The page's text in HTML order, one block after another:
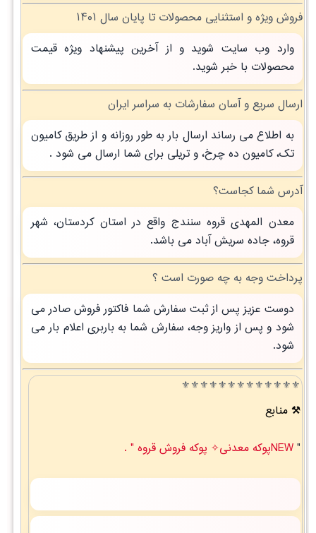
فروش ویژه و استثنایی محصولات تا پایان سال ۱۴۰۱
وارد وب سایت شوید و از آخرین پیشنهاد ویژه قیمت
محصولات با خبر شوید.
ارسال سریع و آسان سفارشات به سراسر ایران
به اطلاع می رساند ارسال بار به طور روزانه و از طریق کامیون
تک، کامیون ده چرخ، و تریلی برای شما ارسال می شود .
آدرس شما کجاست؟
معدن المهدی قروه سنندج واقع در استان کردستان، شهر
قروه، جاده سریش آباد می باشد.
پرداخت وجه به چه صورت است ؟
دوست عزیز پس از ثبت سفارش شما فاکتور فروش صادر می
شود و پس از واریز وجه، سفارش شما به باربری اعلام بار می
شود.
⚜️⚜️⚜️⚜️⚜️⚜️⚜️⚜️⚜️⚜️⚜️⚜️⚜️
منابع
"NEWپوکه معدنی✧ پوکه فروش قروه " .